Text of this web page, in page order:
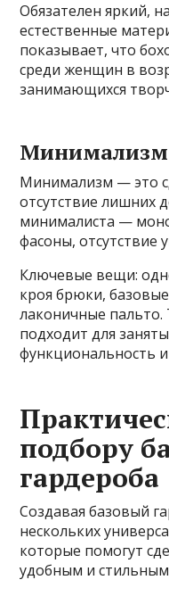
Обязателен яркий,
естественные
показывает, что
среди женщин в
занимающихся
Минимализм
Минимализм — это
отсутствие лишних
минималиста —
фасоны, отсутствие
Ключевые вещи:
кроя брюки,
лаконичные пальто.
подходит для
функциональность
подбору
гардероба
Создавая базовый
нескольких
которые помогут
удобным и